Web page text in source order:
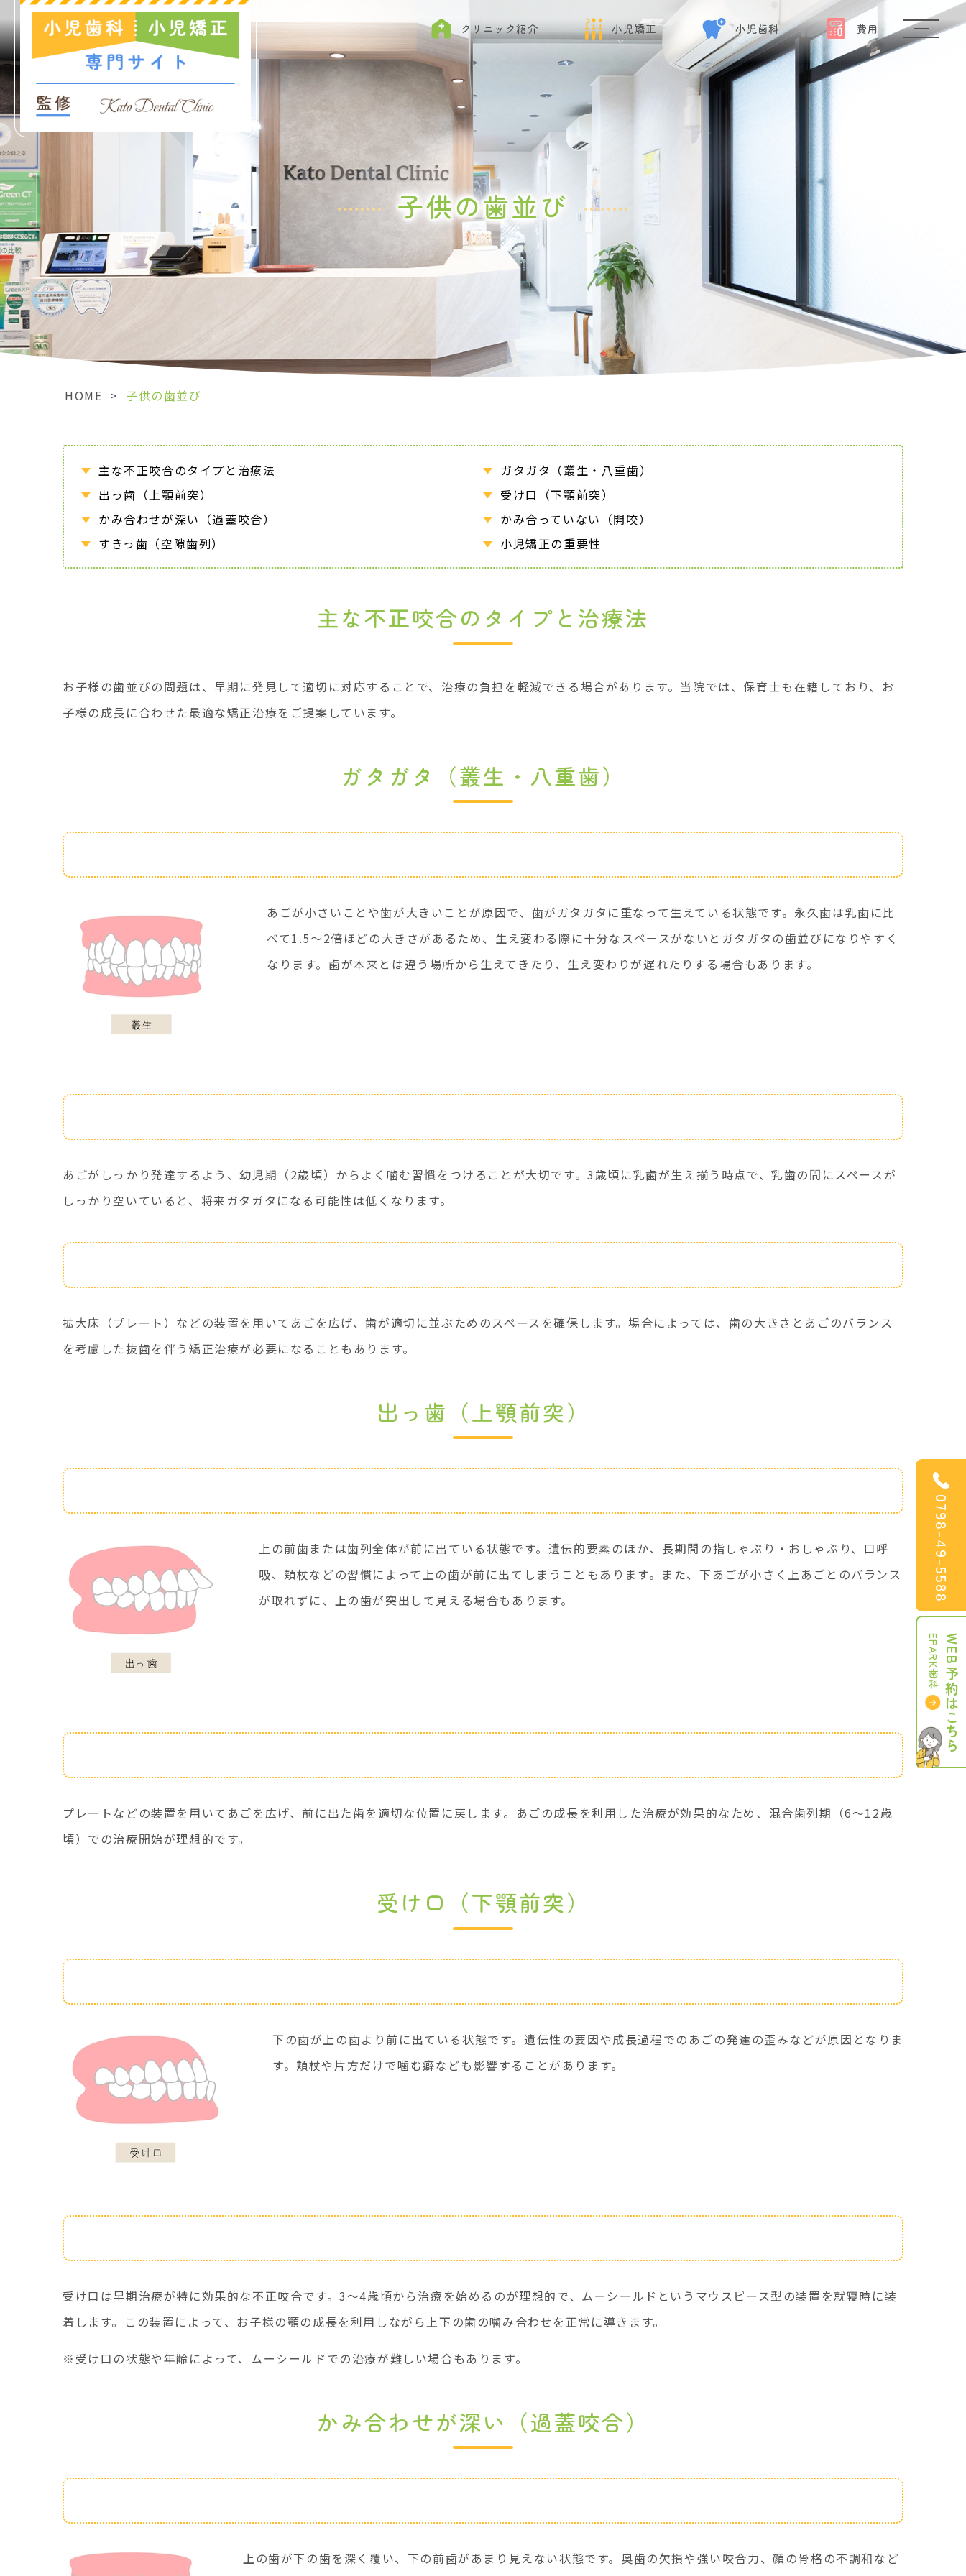
子
供
の
クリニック紹介 小児矯正 小児歯科 費用
子供の歯並び
HOME > 子供の歯並び
主な不正咬合のタイプと治療法
ガタガタ（叢生・八重歯）
出っ歯（上顎前突）
受け口（下顎前突）
かみ合わせが深い（過蓋咬合）
かみ合っていない（開咬）
すきっ歯（空隙歯列）
小児矯正の重要性
主な不正咬合のタイプと治療法
お子様の歯並びの問題は、早期に発見して適切に対応することで、治療の負担を軽減できる場合があります。当院では、保育士も在籍しており、お
子様の成長に合わせた最適な矯正治療をご提案しています。
ガタガタ（叢生・八重歯）
あごが小さいことや歯が大きいことが原因で、歯がガタガタに重なって生えている状態です。永久歯は乳歯に比
べて1.5～2倍ほどの大きさがあるため、生え変わる際に十分なスペースがないとガタガタの歯並びになりやすく
なります。歯が本来とは違う場所から生えてきたり、生え変わりが遅れたりする場合もあります。
あごがしっかり発達するよう、幼児期（2歳頃）からよく噛む習慣をつけることが大切です。3歳頃に乳歯が生え揃う時点で、乳歯の間にスペースが
しっかり空いていると、将来ガタガタになる可能性は低くなります。
拡大床（プレート）などの装置を用いてあごを広げ、歯が適切に並ぶためのスペースを確保します。場合によっては、歯の大きさとあごのバランス
を考慮した抜歯を伴う矯正治療が必要になることもあります。
出っ歯（上顎前突）
上の前歯または歯列全体が前に出ている状態です。遺伝的要素のほか、長期間の指しゃぶり・おしゃぶり、口呼
吸、頬杖などの習慣によって上の歯が前に出てしまうこともあります。また、下あごが小さく上あごとのバランス
が取れずに、上の歯が突出して見える場合もあります。
プレートなどの装置を用いてあごを広げ、前に出た歯を適切な位置に戻します。あごの成長を利用した治療が効果的なため、混合歯列期（6～12歳
頃）での治療開始が理想的です。
受け口（下顎前突）
下の歯が上の歯より前に出ている状態です。遺伝性の要因や成長過程でのあごの発達の歪みなどが原因となりま
す。頬杖や片方だけで噛む癖なども影響することがあります。
受け口は早期治療が特に効果的な不正咬合です。3～4歳頃から治療を始めるのが理想的で、ムーシールドというマウスピース型の装置を就寝時に装
着します。この装置によって、お子様の顎の成長を利用しながら上下の歯の噛み合わせを正常に導きます。
※受け口の状態や年齢によって、ムーシールドでの治療が難しい場合もあります。
かみ合わせが深い（過蓋咬合）
上の歯が下の歯を深く覆い、下の前歯があまり見えない状態です。奥歯の欠損や強い咬合力、顔の骨格の不調和など
0798-49-5588
WEB
予約はこちら
EPARK
歯科